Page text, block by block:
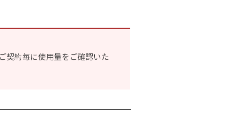
契約毎に使用量をご確認いた